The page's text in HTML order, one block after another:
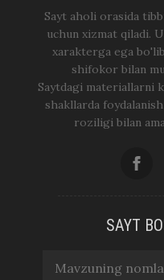
Sayt aholi orasida
uchun xizmat qiladi.
xarakterga ega
shifokor bilan
Saytdagi materiallarni
shakllarda
roziligi bilan
SAYT